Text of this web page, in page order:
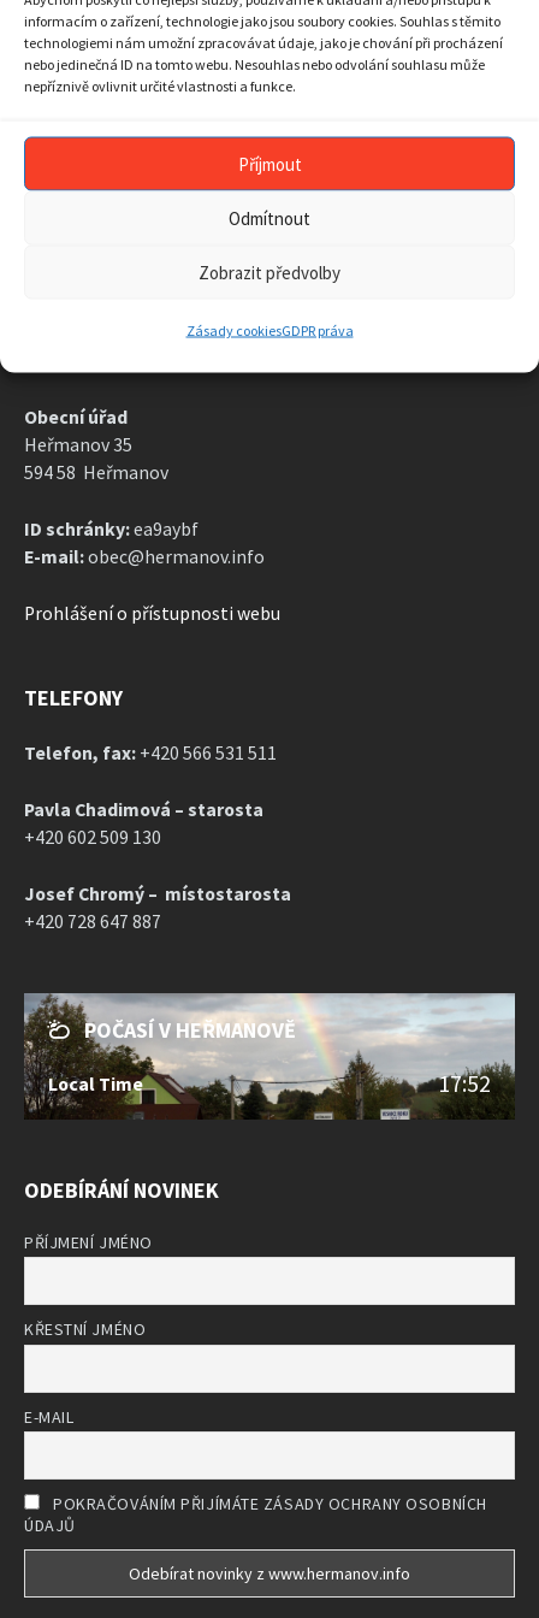
informacím o zařízení, technologie jako jsou soubory cookies. Souhlas s těmito
technologiemi nám umožní zpracovávat údaje, jako je chování při procházení
nebo jedinečná ID na tomto webu. Nesouhlas nebo odvolání souhlasu může
nepříznivě ovlivnit určité vlastnosti a funkce.
Příjmout
Odmítnout
Zobrazit předvolby
Zásady cookiesGDPR práva
24
25 26 27 28 29
30
31
1 2 3 4 5
6
Back
to
days
ARCHIV AKTUALIT
ARCHIV
Obecní úřad
Heřmanov 35
594 58 Heřmanov
ID schránky:ea9aybf
E-mail:obec@hermanov.info
Prohlášení o přístupnosti webu
TELEFONY
Telefon, fax: +420 566 531 511
Pavla Chadimová – starosta
+420 602 509 130
Josef Chromý – místostarosta
+420 728 647 887
POČASÍ V HEŘMANOVĚ
Local Time 17:52
ODEBÍRÁNÍ NOVINEK
PŘÍJMENÍ JMÉNO
KŘESTNÍ JMÉNO
E-MAIL
POKRAČOVÁNÍM PŘIJÍMÁTE ZÁSADY OCHRANY OSOBNÍCH
ÚDAJŮ